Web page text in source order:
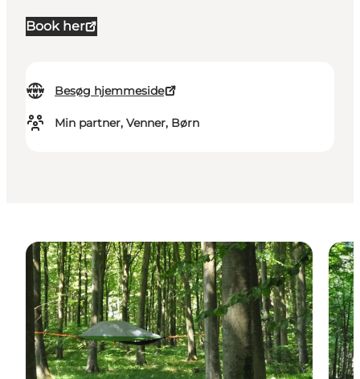
Book her
Besøg hjemmeside
Min partner, Venner, Børn